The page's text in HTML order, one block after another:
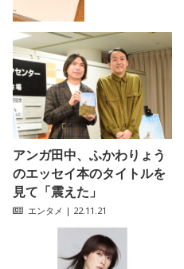
アンガ田中、ふかわりょう
のエッセイ本のタイトルを
見て「震えた」
エンタメ | 22.11.21